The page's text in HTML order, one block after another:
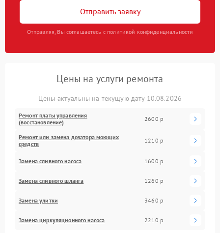
Отправить заявку
Отправляя, Вы соглашаетесь с политикой конфиденциальности
Цены на услуги ремонта
Цены актуальны на текущую дату 10.08.2026
Ремонт платы управления
(восстановление)
2600 р
Ремонт или замена дозатора моющих
средств
1210 р
Замена сливного насоса 1600 р
Замена сливного шланга 1260 р
Замена улитки 3460 р
Замена циркуляционного насоса 2210 р